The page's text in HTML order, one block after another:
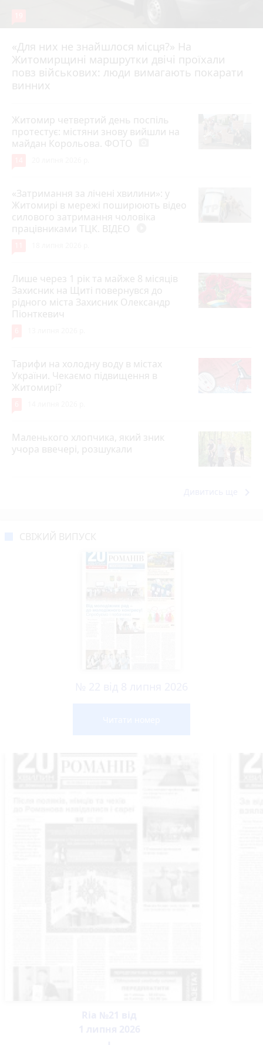
«Для них не знайшлося місця?» На
Житомирщині маршрутки двічі проїхали
повз військових: люди вимагають покарати
винних
17 липня 2026 р.
Житомир четвертий день поспіль
протестує: містяни знову вийшли на
майдан Корольова. ФОТО
«Затримання за лічені хвилини»: у
Житомирі в мережі поширюють відео
силового затримання чоловіка
працівниками ТЦК. ВІДЕО
Лише через 1 рік та майже 8 місяців
Захисник на Щиті повернувся до
рідного міста Захисник Олександр
Піонткевич
Тарифи на холодну воду в містах
України. Чекаємо підвищення в
Житомирі?
Маленького хлопчика, який зник
учора ввечері, розшукали